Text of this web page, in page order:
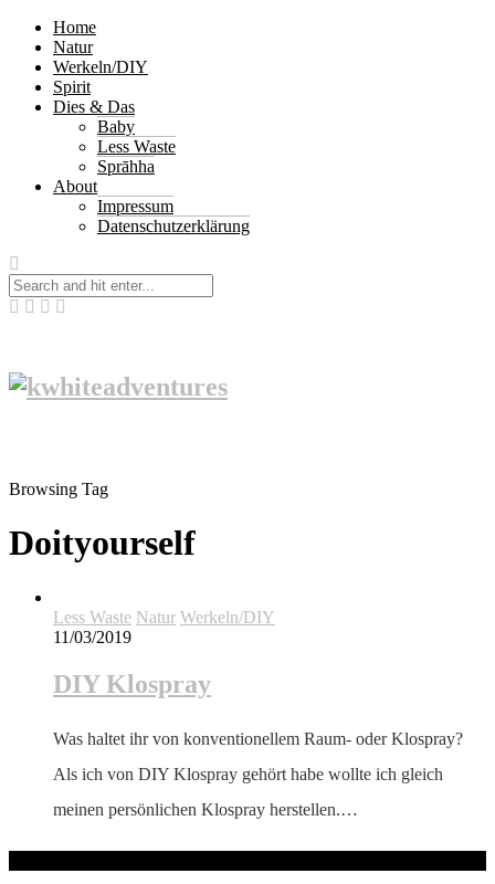
Home
Natur
Werkeln/DIY
Spirit
Dies & Das
Baby
Less Waste
Sprāhha
About
Impressum
Datenschutzerklärung
Browsing Tag
Doityourself
Less Waste Natur Werkeln/DIY
11/03/2019
DIY Klospray
Was haltet ihr von konventionellem Raum- oder Klospray?
Als ich von DIY Klospray gehört habe wollte ich gleich
meinen persönlichen Klospray herstellen.…